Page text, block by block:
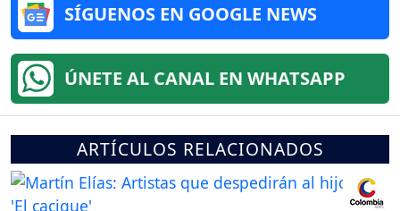
SÍGUENOS EN GOOGLE NEWS
ÚNETE AL CANAL EN WHATSAPP
ARTÍCULOS RELACIONADOS